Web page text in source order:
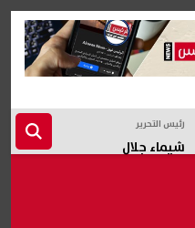
رئيس التحرير
شيماء جلال